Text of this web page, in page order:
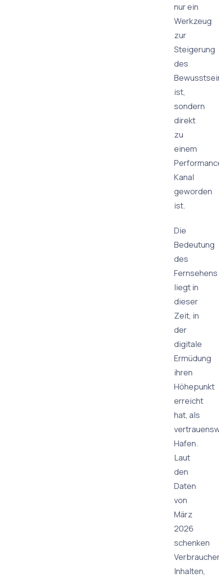
nur ein
Werkzeug
zur
Steigerung
des
ist,
sondern
direkt
zu
einem
Kanal
geworden
ist.
Die
Bedeutung
des
Fernsehens
liegt in
dieser
Zeit, in
der
digitale
Ermüdung
ihren
Höhepunkt
erreicht
hat, als
Hafen.
Laut
den
Daten
von
März
2026
schenken
Inhalten,